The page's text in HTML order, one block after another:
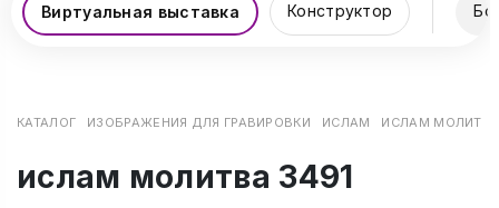
Виртуальная выставка Конструктор
КАТАЛОГ ИЗОБРАЖЕНИЯ ДЛЯ ГРАВИРОВКИ ИСЛАМ ИСЛАМ МОЛИТВА
ислам молитва 3491